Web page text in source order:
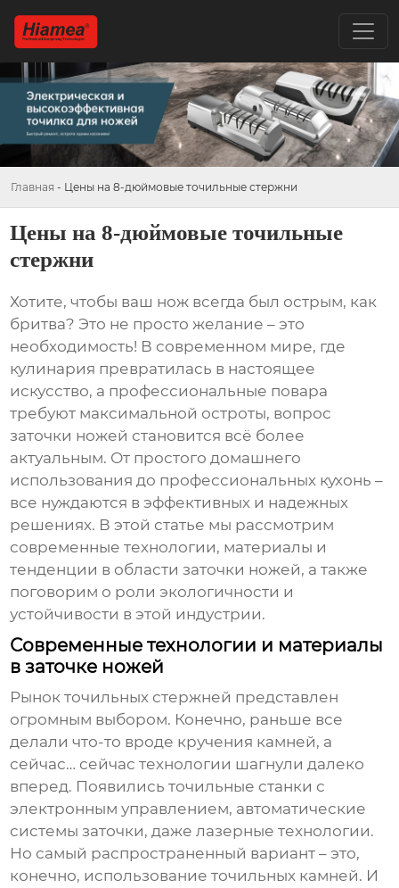
Главная - Цены на 8-дюймовые точильные стержни
Цены на 8-дюймовые точильные
стержни
Хотите, чтобы ваш нож всегда был острым, как
бритва? Это не просто желание – это
необходимость! В современном мире, где
кулинария превратилась в настоящее
искусство, а профессиональные повара
требуют максимальной остроты, вопрос
заточки ножей становится всё более
актуальным. От простого домашнего
использования до профессиональных кухонь –
все нуждаются в эффективных и надежных
решениях. В этой статье мы рассмотрим
современные технологии, материалы и
тенденции в области заточки ножей, а также
поговорим о роли экологичности и
устойчивости в этой индустрии.
Современные технологии и материалы
в заточке ножей
Рынокточильных стержней представлен
огромным выбором. Конечно, раньше все
делали что-то вроде кручения камней, а
сейчас… сейчас технологии шагнули далеко
вперед. Появились точильные станки с
электронным управлением, автоматические
системы заточки, даже лазерные технологии.
Но самый распространенный вариант – это,
конечно, использование точильных камней. И